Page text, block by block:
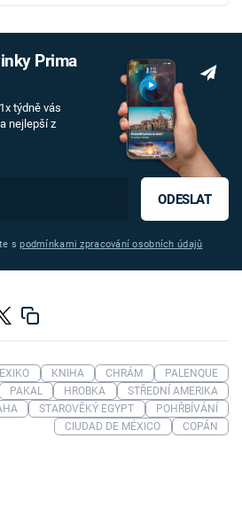
Prima
týdně vás
nejlepší z
ODESLAT
spodmínkami zpracování osobních údajů
KNIHA CHRÁM
PALENQUE
PAKAL HROBKA
STŘEDNÍ AMERIKA
STAROVĚKÝ EGYPT
POHŘBÍVÁNÍ
CIUDAD DE MÉXICO
COPÁN